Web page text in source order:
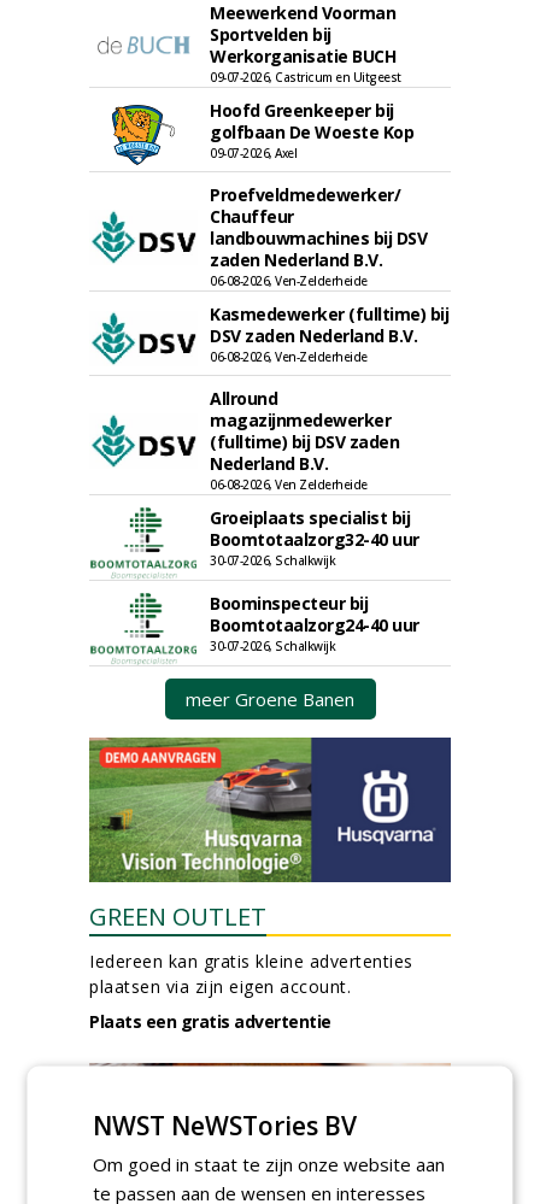
Meewerkend Voorman
Sportvelden bij
Werkorganisatie BUCH
09-07-2026, Castricum en Uitgeest
Hoofd Greenkeeper bij
golfbaan De Woeste Kop
09-07-2026, Axel
Proefveldmedewerker/
Chauffeur
landbouwmachines bij DSV
zaden Nederland B.V.
06-08-2026, Ven-Zelderheide
Kasmedewerker (fulltime) bij
DSV zaden Nederland B.V.
06-08-2026, Ven-Zelderheide
Allround
magazijnmedewerker
(fulltime) bij DSV zaden
Nederland B.V.
06-08-2026, Ven Zelderheide
Groeiplaats specialist bij
Boomtotaalzorg32-40 uur
30-07-2026, Schalkwijk
Boominspecteur bij
Boomtotaalzorg24-40 uur
30-07-2026, Schalkwijk
meer Groene Banen
GREEN OUTLET
Iedereen kan gratis kleine advertenties
plaatsen via zijn eigen account.
Plaats een gratis advertentie
NWST NeWSTories BV
Om goed in staat te zijn onze website aan
te passen aan de wensen en interesses